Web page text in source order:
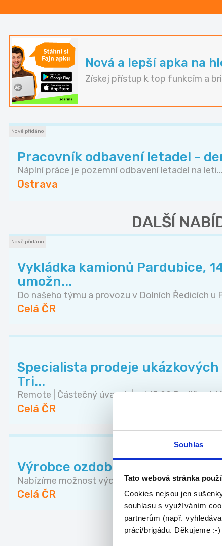
Souhlas
Tato webová stránka
Cookies nejsou jen
souhlasu s využíváním
partnerům (např.
práci/brigádu. Děkujeme :-)
Nová a lepší apka na
Získej přístup k top funkcím a
Nově přidáno
Pracovník odbavení letadel -
Náplní práce je pozemní odbavení letadel na leti...
Ostrava
DALŠÍ
Nově přidáno
Vykládka kamionů Pardubice,
umožn...
Do našeho týmu a provozu v Dolních Ředicích u
Celá ČR
Specialista prodeje ukázkových
Tri...
Remote | Částečný úvazek | od 15:00 Rodiče
Celá ČR
Výrobce ozdobných předmětů
Nabízíme možnost výdělkové činnosti výrobou
Celá ČR